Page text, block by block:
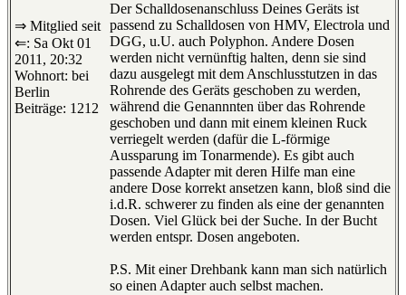
⇒ Mitglied seit
⇐: Sa Okt 01
2011, 20:32
Wohnort: bei
Berlin
Beiträge: 1212
Der Schalldosenanschluss Deines Geräts ist
passend zu Schalldosen von HMV, Electrola und
DGG, u.U. auch Polyphon. Andere Dosen
werden nicht vernünftig halten, denn sie sind
dazu ausgelegt mit dem Anschlusstutzen in das
Rohrende des Geräts geschoben zu werden,
während die Genannnten über das Rohrende
geschoben und dann mit einem kleinen Ruck
verriegelt werden (dafür die L-förmige
Aussparung im Tonarmende). Es gibt auch
passende Adapter mit deren Hilfe man eine
andere Dose korrekt ansetzen kann, bloß sind die
i.d.R. schwerer zu finden als eine der genannten
Dosen. Viel Glück bei der Suche. In der Bucht
werden entspr. Dosen angeboten.
P.S. Mit einer Drehbank kann man sich natürlich
so einen Adapter auch selbst machen.